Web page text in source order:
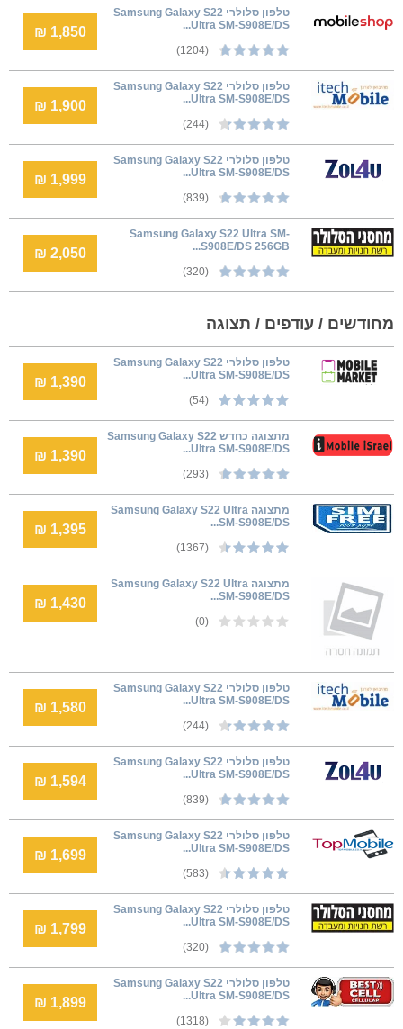
טלפון סלולרי Samsung Galaxy S22
Ultra SM-S908E/DS...
(1204)
1,850 ₪
טלפון סלולרי Samsung Galaxy S22
Ultra SM-S908E/DS...
(244)
1,900 ₪
טלפון סלולרי Samsung Galaxy S22
Ultra SM-S908E/DS...
(839)
1,999 ₪
Samsung Galaxy S22 Ultra SM-
S908E/DS 256GB...
(320)
2,050 ₪
מחודשים / עודפים / תצוגה
טלפון סלולרי Samsung Galaxy S22
Ultra SM-S908E/DS...
(54)
1,390 ₪
מתצוגה כחדש Samsung Galaxy S22
Ultra SM-S908E/DS...
(293)
1,390 ₪
מתצוגה Samsung Galaxy S22 Ultra
SM-S908E/DS...
(1367)
1,395 ₪
מתצוגה Samsung Galaxy S22 Ultra
SM-S908E/DS...
(0)
1,430 ₪
טלפון סלולרי Samsung Galaxy S22
Ultra SM-S908E/DS...
(244)
1,580 ₪
טלפון סלולרי Samsung Galaxy S22
Ultra SM-S908E/DS...
(839)
1,594 ₪
טלפון סלולרי Samsung Galaxy S22
Ultra SM-S908E/DS...
(583)
1,699 ₪
טלפון סלולרי Samsung Galaxy S22
Ultra SM-S908E/DS...
(320)
1,799 ₪
טלפון סלולרי Samsung Galaxy S22
Ultra SM-S908E/DS...
(1318)
1,899 ₪